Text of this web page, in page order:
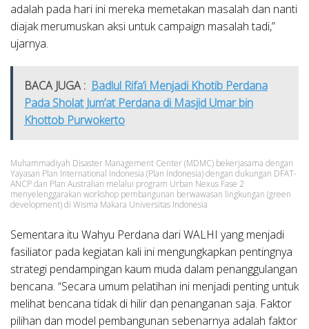
adalah pada hari ini mereka memetakan masalah dan nanti
diajak merumuskan aksi untuk campaign masalah tadi,”
ujarnya.
BACA JUGA : Badlul Rifa’i Menjadi Khotib Perdana
Pada Sholat Jum’at Perdana di Masjid Umar bin
Khottob Purwokerto
Muhammadiyah Disaster Management Center (MDMC) bekerjasama dengan
Yayasan Plan International Indonesia (Plan Indonesia) dengan dukungan DFAT-
ANCP dan Plan Australian melalui program Urban Nexus Fase 2
menyelenggarakan workshop pembangunan berwawasan lingkungan (green
development) di Wisma Makara Universitas Indonesia
Sementara itu Wahyu Perdana dari WALHI yang menjadi
fasiliator pada kegiatan kali ini mengungkapkan pentingnya
strategi pendampingan kaum muda dalam penanggulangan
bencana. “Secara umum pelatihan ini menjadi penting untuk
melihat bencana tidak di hilir dan penanganan saja. Faktor
pilihan dan model pembangunan sebenarnya adalah faktor